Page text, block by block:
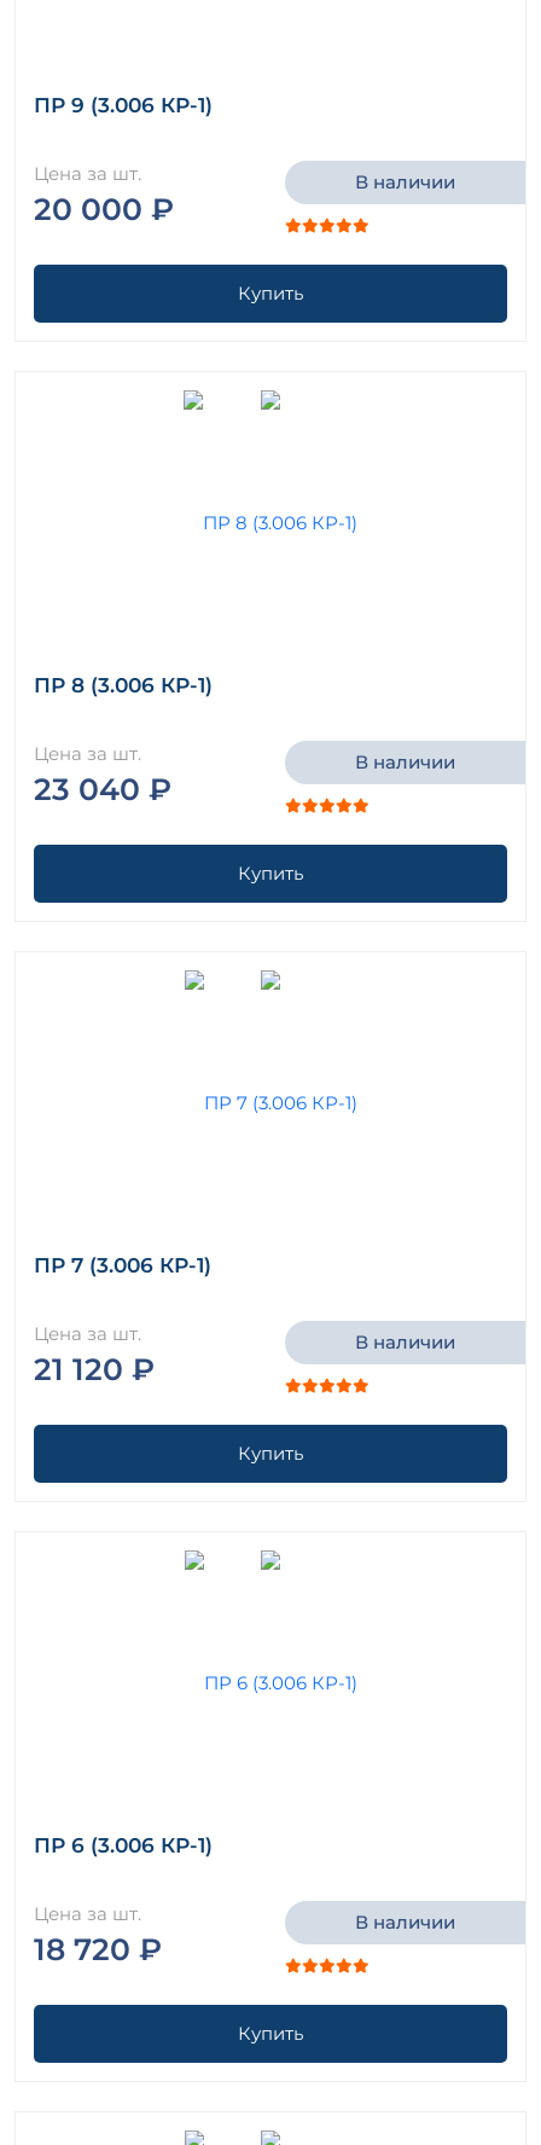
ПР 9 (3.006 КР-1)
Цена за шт.
20 000 ₽
В наличии
Купить
ПР 8 (3.006 КР-1)
Цена за шт.
23 040 ₽
В наличии
Купить
ПР 7 (3.006 КР-1)
Цена за шт.
21 120 ₽
В наличии
Купить
ПР 6 (3.006 КР-1)
Цена за шт.
18 720 ₽
В наличии
Купить